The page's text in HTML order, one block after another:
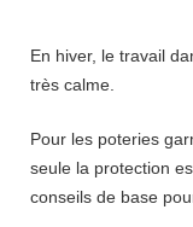
En hiver, le travail
très calme.
Pour les poteries
seule la protection
conseils de base